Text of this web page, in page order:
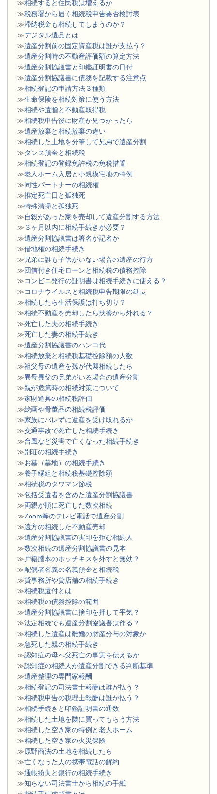
≫相続すると住民税は増えるか
≫税務署から届く相続税申告要否検討表
≫滞納税金も相続してしまうのか？
≫デジタル遺品とは
≫遺産分割前の固定資産税は誰が支払う？
≫遺産分割時の不動産評価額の算定方法
≫遺産分割協議書と印鑑証明書の日付
≫遺産分割協議書に債務を記載する注意点
≫相続登記の申請方法３種類
≫生命保険を相続対策に使う方法
≫相続や遺贈と不動産取得税
≫相続税申告後に財産が見つかったら
≫遺産放棄と相続放棄の違い
≫相続した土地を分筆して兄弟で遺産分割
≫タンス預金と相続税
≫相続登記の登録免許税の免税措置
≫老人ホーム入居と小規模宅地の特例
≫同性パートナーの相続権
≫推定死亡日と孤独死
≫特殊清掃と孤独死
≫自殺があった家を売却して遺産分割する方法
≫ ３ヶ月以内に相続手続きが必要？
≫遺産分割協議書は署名か記名か
≫借地権の相続手続き
≫ 兄弟に誰も子供がいない場合の遺産の行方
≫団信付き住宅ローンと相続税の債務控除
≫コンビニ発行の証明書は相続手続きに使える？
≫コロナウイルスと相続税申告期限の延長
≫相続したら生活保護は打ち切り？
≫相続不動産を売却したら扶養から外れる？
≫死亡した夫の相続手続き
≫死亡した妻の相続手続き
≫遺産分割協議書のハンコ代
≫相続放棄と相続税基礎控除額の人数
≫祖父母の遺産を孫が代襲相続したら
≫異母異父の兄弟がいる場合の遺産分割
≫親が危篤時の相続対策について
≫家財道具の相続税評価
≫絵画や骨董品の相続税評価
≫家族にバレずに遺産を受け取れるか
≫交通事故で死亡した相続手続き
≫台風など災害で亡くなった相続手続き
≫別荘の相続手続き
≫お墓（墓地）の相続手続き
≫養子縁組と相続税基礎控除額
≫相続税のタワマン節税
≫包括受遺者を含めた遺産分割協議書
≫両親が順に死亡した数次相続
≫Zoom等のテレビ電話で遺産分割
≫遠方の相続した不動産売却
≫遺産分割協議書の実印を拒む相続人
≫数次相続の遺産分割協議書の見本
≫ 戸籍謄本のホッチキスを外すと無効？
≫配偶者名義の名義預金と相続税
≫貸事務所や貸店舗の相続手続き
≫相続税還付とは
≫相続税の債務控除の範囲
≫遺産分割協議書に捨印を押して平気？
≫法定相続でも遺産分割協議書は作る？
≫相続した遺産は離婚の財産分与の対象か
≫急死した親の相続手続き
≫認知症の母へ父死亡の事実を伝えるか
≫認知症の相続人が遺産分割できる判断基準
≫遺産整理の専門家報酬
≫相続登記の司法書士報酬は誰が払う？
≫相続税申告の税理士報酬は誰が払う？
≫相続手続きと印鑑証明書の通数
≫相続した土地を隣に買ってもらう方法
≫相続した空き家の特例と老人ホーム
≫相続した空き家の火災保険
≫原野商法の土地を相続したら
≫亡くなった人の携帯電話の解約
≫通帳紛失と銀行の相続手続き
≫知らない司法書士から相続の手紙